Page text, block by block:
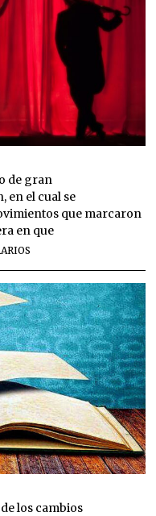
de gran
en el cual se
que marcaron
en que
los cambios